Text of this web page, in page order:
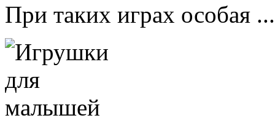
При таких играх особая ...